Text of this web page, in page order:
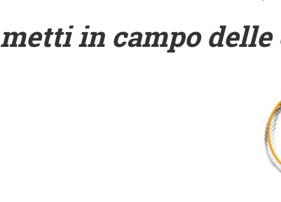
metti in campo delle